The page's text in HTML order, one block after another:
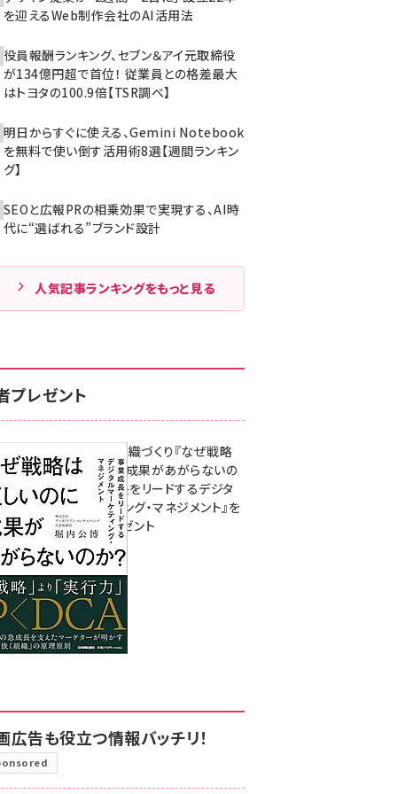
を迎えるWeb制作会社のAI活用法
役員報酬ランキング、セブン＆アイ元取締役
が134億円超で首位！ 従業員との格差最大
はトヨタの100.9倍【TSR調べ】
明日からすぐに使える、Gemini Notebook
を無料で使い倒す活用術8選【週間ランキン
グ】
SEOと広報PRの相乗効果で実現する、AI時
代に“選ばれる”ブランド設計
人気記事ランキングをもっと見る
プレゼント
成果を生む組織づくり『なぜ戦略
は正しいのに成果があがらないの
か？ 事業成長をリードするデジタ
ルマーケティング・マネジメント』を
3名様にプレゼント
8月7日 10:00
広告も役立つ情報バッチリ！